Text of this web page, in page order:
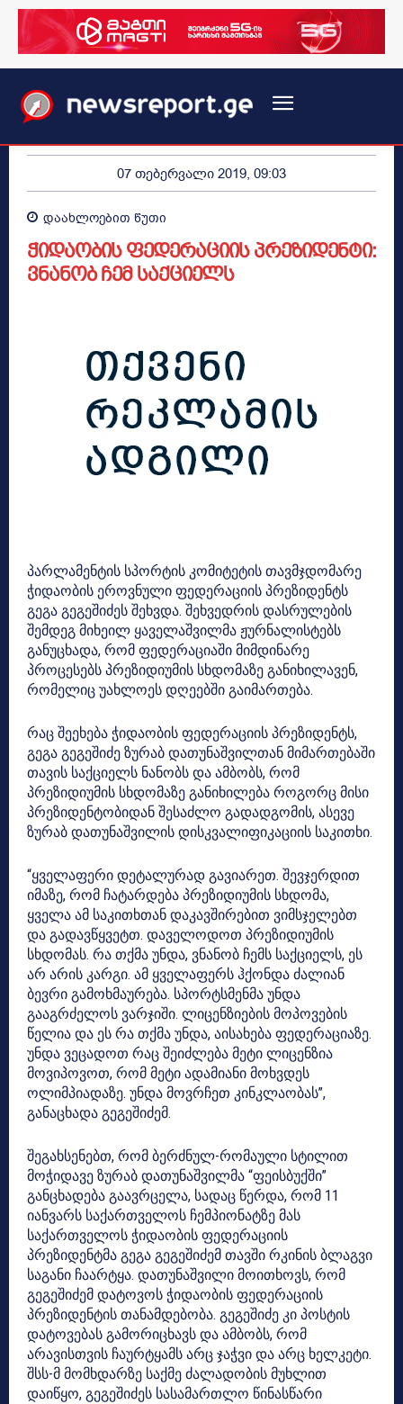
07 თებერვალი 2019, 09:03
დაახლოებით წუთი
ჭიდაობის ფედერაციის პრეზიდენტი:
ვნანობ ჩემ საქციელს
პარლამენტის სპორტის კომიტეტის თავმჯდომარე
ჭიდაობის ეროვნული ფედერაციის პრეზიდენტს
გეგა გეგეშიძეს შეხვდა. შეხვედრის დასრულების
შემდეგ მიხეილ ყაველაშვილმა ჟურნალისტებს
განუცხადა, რომ ფედერაციაში მიმდინარე
პროცესებს პრეზიდიუმის სხდომაზე განიხილავენ,
რომელიც უახლოეს დღეებში გაიმართება.
რაც შეეხება ჭიდაობის ფედერაციის პრეზიდენტს,
გეგა გეგეშიძე ზურაბ დათუნაშვილთან მიმართებაში
თავის საქციელს ნანობს და ამბობს, რომ
პრეზიდიუმის სხდომაზე განიხილება როგორც მისი
პრეზიდენტობიდან შესაძლო გადადგომის, ასევე
ზურაბ დათუნაშვილის დისკვალიფიკაციის საკითხი.
“ყველაფერი დეტალურად გავიარეთ. შევჯერდით
იმაზე, რომ ჩატარდება პრეზიდიუმის სხდომა,
ყველა ამ საკითხთან დაკავშირებით ვიმსჯელებთ
და გადავწყვეტთ. დაველოდოთ პრეზიდიუმის
სხდომას. რა თქმა უნდა, ვნანობ ჩემს საქციელს, ეს
არ არის კარგი. ამ ყველაფერს ჰქონდა ძალიან
ბევრი გამოხმაურება. სპორტსმენმა უნდა
გააგრძელოს ვარჯიში. ლიცენზიების მოპოვების
წელია და ეს რა თქმა უნდა, აისახება ფედერაციაზე.
უნდა ვეცადოთ რაც შეიძლება მეტი ლიცენზია
მოვიპოვოთ, რომ მეტი ადამიანი მოხვდეს
ოლიმპიადაზე. უნდა მოვრჩეთ კინკლაობას”,
განაცხადა გეგეშიძემ.
შეგახსენებთ, რომ ბერძნულ-რომაული სტილით
მოჭიდავე ზურაბ დათუნაშვილმა “ფეისბუქში”
განცხადება გაავრცელა, სადაც წერდა, რომ 11
იანვარს საქართველოს ჩემპიონატზე მას
საქართველოს ჭიდაობის ფედერაციის
პრეზიდენტმა გეგა გეგეშიძემ თავში რკინის ბლაგვი
საგანი ჩაარტყა. დათუნაშვილი მოითხოვს, რომ
გეგეშიძემ დატოვოს ჭიდაობის ფედერაციის
პრეზიდენტის თანამდებობა. გეგეშიძე კი პოსტის
დატოვებას გამორიცხავს და ამბობს, რომ
არავისთვის ჩაურტყამს არც ჯაჭვი და არც ხელკეტი.
შსს-მ მომხდარზე საქმე ძალადობის მუხლით
დაიწყო, გეგეშიძეს სასამართლო წინასწარი